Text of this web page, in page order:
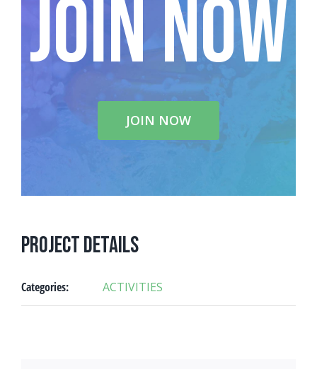
JOIN NOW
JOIN NOW
Project Details
Categories: ACTIVITIES